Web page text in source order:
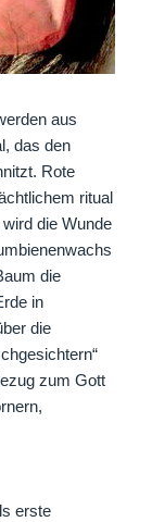
aus
das den
Rote
ritual
die Wunde
die
in
die
zum Gott
erste